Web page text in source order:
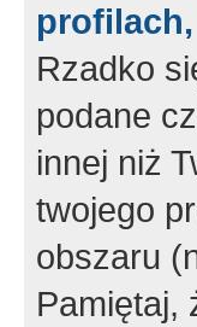
Rzadko
podane
innej niż
twojego
obszaru
Pamiętaj,